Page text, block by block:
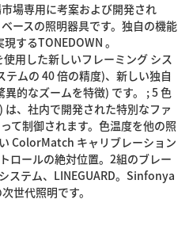
場専用に考案および開発され
ースの照明器具です。独自の機能
するTONEDOWN 。
用した新しいフレーミング シス
テムの 40 倍の精度)、新しい独自
異的なズームを特徴) です。 ; 5 色
は、社内で開発された特別なファ
て制御されます。色温度を他の照
ColorMatch キャリブレーション
ロールの絶対位置。2組のブレー
ステム、LINEGUARD。Sinfonya
世代照明です。